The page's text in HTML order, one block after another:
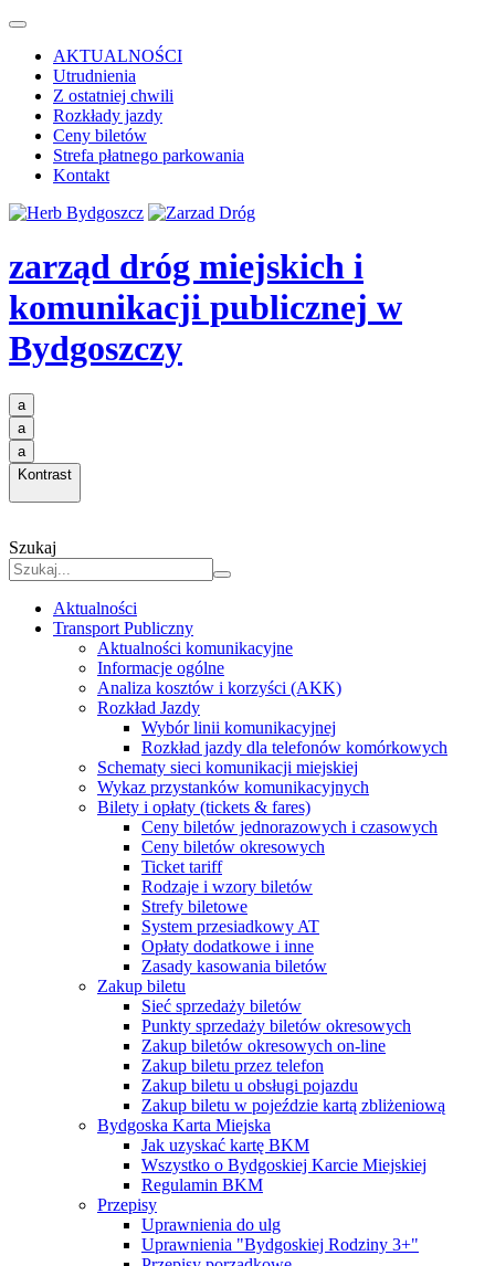
AKTUALNOŚCI
Utrudnienia
Z ostatniej chwili
Rozkłady jazdy
Ceny biletów
Strefa płatnego parkowania
Kontakt
zarząd dróg miejskich i
komunikacji publicznej w
Bydgoszczy
a
a
a
Kontrast
Szukaj
Aktualności
Transport Publiczny
Aktualności komunikacyjne
Informacje ogólne
Analiza kosztów i korzyści (AKK)
Rozkład Jazdy
Wybór linii komunikacyjnej
Rozkład jazdy dla telefonów komórkowych
Schematy sieci komunikacji miejskiej
Wykaz przystanków komunikacyjnych
Bilety i opłaty (tickets & fares)
Ceny biletów jednorazowych i czasowych
Ceny biletów okresowych
Ticket tariff
Rodzaje i wzory biletów
Strefy biletowe
System przesiadkowy AT
Opłaty dodatkowe i inne
Zasady kasowania biletów
Zakup biletu
Sieć sprzedaży biletów
Punkty sprzedaży biletów okresowych
Zakup biletów okresowych on-line
Zakup biletu przez telefon
Zakup biletu u obsługi pojazdu
Zakup biletu w pojeździe kartą zbliżeniową
Bydgoska Karta Miejska
Jak uzyskać kartę BKM
Wszystko o Bydgoskiej Karcie Miejskiej
Regulamin BKM
Przepisy
Uprawnienia do ulg
Uprawnienia "Bydgoskiej Rodziny 3+"